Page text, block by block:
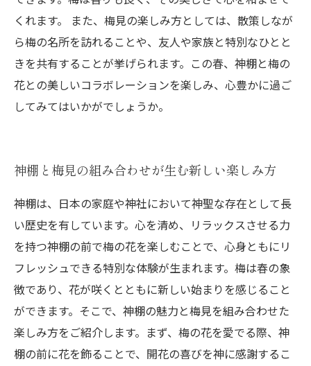
くれます。 また、梅見の楽しみ方としては、散策しなが
ら梅の名所を訪れることや、友人や家族と特別なひとと
きを共有することが挙げられます。この春、神棚と梅の
花との美しいコラボレーションを楽しみ、心豊かに過ご
してみてはいかがでしょうか。
神棚と梅見の組み合わせが生む新しい楽しみ方
神棚は、日本の家庭や神社において神聖な存在として長
い歴史を有しています。心を清め、リラックスさせる力
を持つ神棚の前で梅の花を楽しむことで、心身ともにリ
フレッシュできる特別な体験が生まれます。梅は春の象
徴であり、花が咲くとともに新しい始まりを感じること
ができます。そこで、神棚の魅力と梅見を組み合わせた
楽しみ方をご紹介します。まず、梅の花を愛でる際、神
棚の前に花を飾ることで、開花の喜びを神に感謝するこ